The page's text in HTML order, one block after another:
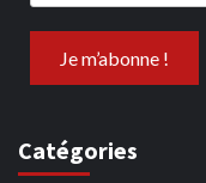
Catégories